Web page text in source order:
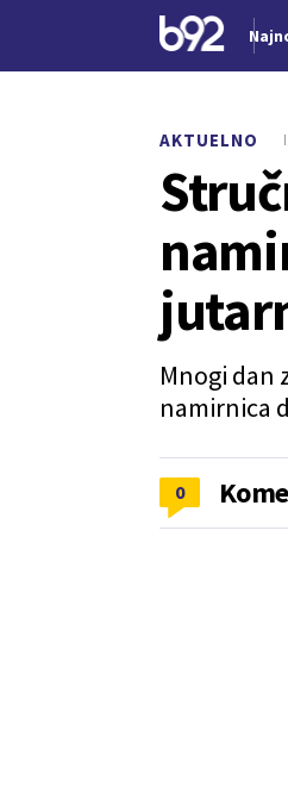
AKTUELNO
Mnogi dan
namirnica
0